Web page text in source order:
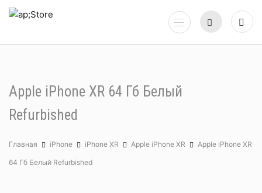
Apple iPhone XR 64 Гб Белый
Refurbished
Главная iPhone iPhone XR Apple iPhone XR Apple iPhone XR
64 Гб Белый Refurbished